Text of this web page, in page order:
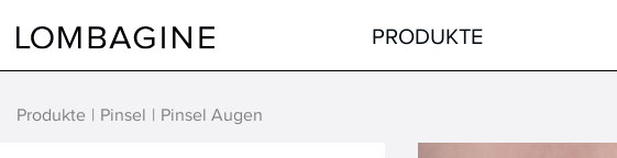
PRODUKTE
Produkte Pinsel Pinsel Augen